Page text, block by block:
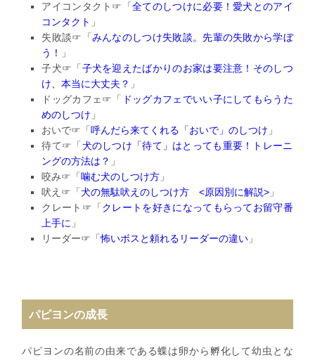
アイコンタクト☞「全てのしつけに必要！愛犬とのアイ
コンタクト 」
失敗談☞「 みんなのしつけ失敗談。先輩の失敗から学ぼ
う！
」
子犬☞「 子犬を迎えたばかりのお家は要注意！そのしつ
け、本当に大丈夫？ 」
ドッグカフェ☞「
ドッグカフェでいい子にしてもらうた
めのしつけ 」
おいで☞「呼んだら来てくれる「おいで」のしつけ 」
待て☞「 犬のしつけ「待て」はとっても重要！
トレーニ
ングの方法は？ 」
咬み☞「噛む犬のしつけ方 」
吠え☞「犬の無駄吠えのしつけ方 <原因別に解説> 」
クレート☞「 クレートを好きになってもらってお留守番
上手に 」
リーダー☞「怖いボスと頼れるリーダーの違い 」
パピヨンの成長
パピヨンの名前の由来である蝶は卵から孵化して幼虫とな